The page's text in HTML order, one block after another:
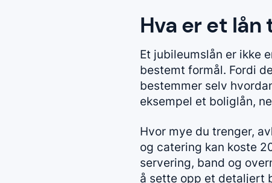
Hva er et
Et jubileumslån er ikke
bestemt formål. Fordi
bestemmer selv
eksempel et boliglån,
Hvor mye du trenger,
og catering kan koste
servering, band og
å sette opp et detaljert